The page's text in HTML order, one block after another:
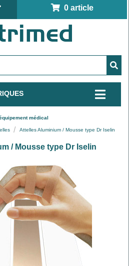
0 article
médical
Attelles Aluminium / Mousse type Dr Iselin
/ Mousse type Dr Iselin